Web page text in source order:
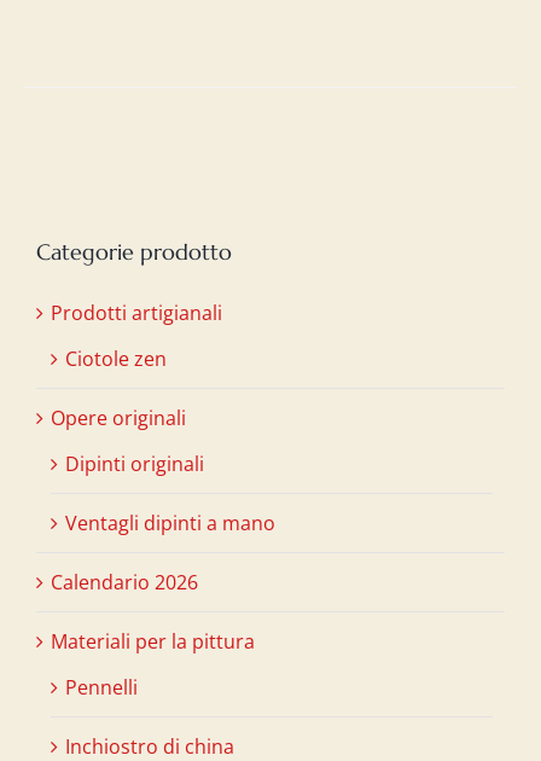
Categorie prodotto
Prodotti artigianali
Ciotole zen
Opere originali
Dipinti originali
Ventagli dipinti a mano
Calendario 2026
Materiali per la pittura
Pennelli
Inchiostro di china